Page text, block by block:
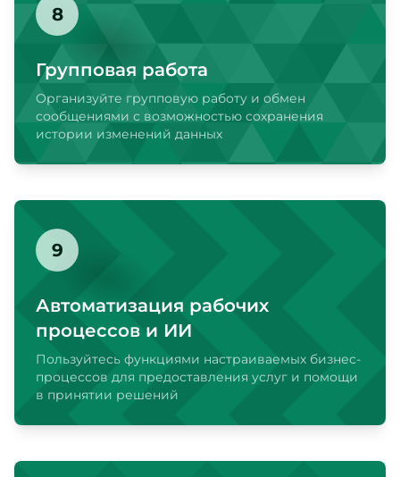
8
Групповая работа
Организуйте групповую работу и обмен
сообщениями с возможностью сохранения
истории изменений данных
9
Автоматизация рабочих
процессов и ИИ
Пользуйтесь функциями настраиваемых бизнес-
процессов для предоставления услуг и помощи
в принятии решений